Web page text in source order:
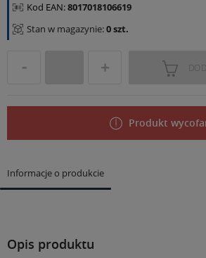
Kod EAN:8017018106619
Stan w magazynie:0 szt.
Produkt
Informacje o produkcie
Opis produktu